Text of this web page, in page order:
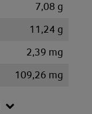
7,08 g
11,24 g
2,39 mg
109,26 mg